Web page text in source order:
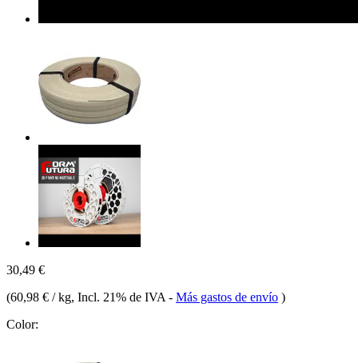
30,49 €
(60,98 € / kg, Incl. 21% de IVA - Más gastos de envío )
Color: